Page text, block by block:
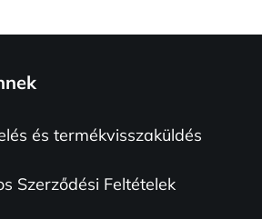
s
á
y
és termékvisszaküldés
Szerződési Feltételek